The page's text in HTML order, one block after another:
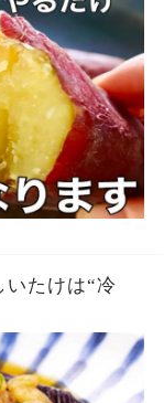
いたけは“冷